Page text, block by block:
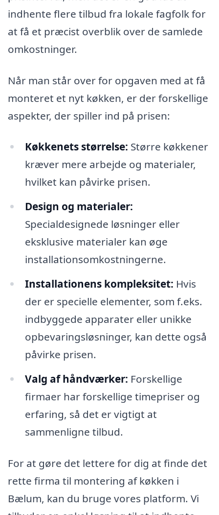
indhente flere tilbud fra lokale fagfolk for
at få et præcist overblik over de samlede
omkostninger.
Når man står over for opgaven med at få
monteret et nyt køkken, er der forskellige
aspekter, der spiller ind på prisen:
Køkkenets størrelse: Større køkkener
kræver mere arbejde og materialer,
hvilket kan påvirke prisen.
Design og materialer:
Specialdesignede løsninger eller
eksklusive materialer kan øge
installationsomkostningerne.
Installationens kompleksitet: Hvis
der er specielle elementer, som f.eks.
indbyggede apparater eller unikke
opbevaringsløsninger, kan dette også
påvirke prisen.
Valg af håndværker: Forskellige
firmaer har forskellige timepriser og
erfaring, så det er vigtigt at
sammenligne tilbud.
For at gøre det lettere for dig at finde det
rette firma til montering af køkken i
Bælum, kan du bruge vores platform. Vi